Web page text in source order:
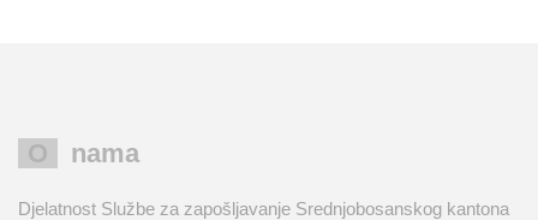
O nama
Djelatnost Službe za zapošljavanje Srednjobosanskog kantona